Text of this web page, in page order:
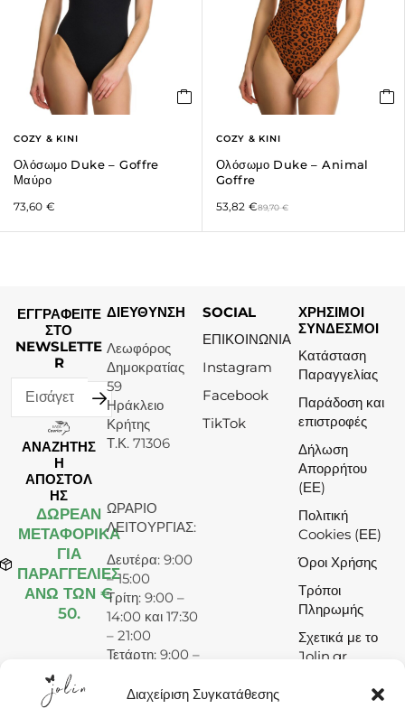
Διαχείριση Συγκατάθεσης
COZY & KINI
Ολόσωμο Duke – Goffre
Μαύρο
73,60 €
COZY & KINI
Ολόσωμο Duke – Animal
Goffre
89,70€
53,82 €
ΕΓΓΡΑΦΕΙΤΕ
ΣΤΟ
NEWSLETTE
R
ΑΝΑΖΗΤΗΣ
Η
ΑΠΟΣΤΟΛ
ΗΣ
ΔΩΡΕΆΝ
ΜΕΤΑΦΟΡΙΚΑ
ΓΙΑ
ΠΑΡΑΓΓΕΛΙΕΣ
ΑΝΩ ΤΩΝ €
50.
ΔΙΕΥΘΥΝΣΗ
Λεωφόρος
Δημοκρατίας
59
Ηράκλειο
Κρήτης
Τ.Κ. 71306
ΩΡΑΡΙΟ
ΛΕΙΤΟΥΡΓΙΑΣ:
Δευτέρα: 9:00
– 15:00
Τρίτη: 9:00 –
14:00 και 17:30
– 21:00
Τετάρτη: 9:00 –
Πέμπτη: 9:00 –
SOCIAL
ΕΠΙΚΟΙΝΩΝΙΑ
Instagram
Facebook
TikTok
ΧΡΗΣΙΜΟΙ
ΣΥΝΔΕΣΜΟΙ
Κατάσταση
Παραγγελίας
Παράδοση και
επιστροφές
Δήλωση
Απορρήτου
(ΕΕ)
Πολιτική
Cookies (ΕΕ)
Όροι Χρήσης
Τρόποι
Πληρωμής
Σχετικά με το
Jolin.gr